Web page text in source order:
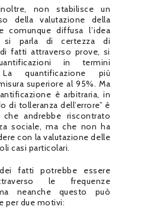
non stabilisce un
della valutazione della
comunque diffusa l’idea
si parla di certezza di
fatti attraverso prove, si
in termini
La quantificazione più
superiore al 95%. Ma
è arbitraria, in
di tolleranza dell’errore” è
andrebbe riscontrato
sociale, ma che non ha
con la valutazione delle
casi particolari.
fatti potrebbe essere
le frequenze
neanche questo può
per due motivi: